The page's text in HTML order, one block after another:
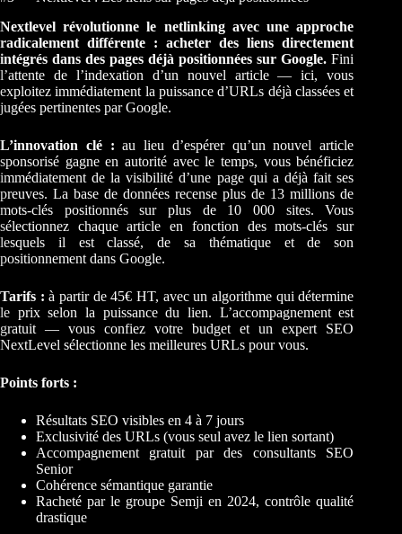
Nextlevel révolutionne le netlinking avec une approche
radicalement différente : acheter des liens directement
intégrés dans des pages déjà positionnées sur Google. Fini
l’attente de l’indexation d’un nouvel article — ici, vous
exploitez immédiatement la puissance d’URLs déjà classées et
jugées pertinentes par Google.
L’innovation clé : au lieu d’espérer qu’un nouvel article
sponsorisé gagne en autorité avec le temps, vous bénéficiez
immédiatement de la visibilité d’une page qui a déjà fait ses
preuves. La base de données recense plus de 13 millions de
mots-clés positionnés sur plus de 10 000 sites. Vous
sélectionnez chaque article en fonction des mots-clés sur
lesquels il est classé, de sa thématique et de son
positionnement dans Google.
Tarifs : à partir de 45€ HT, avec un algorithme qui détermine
le prix selon la puissance du lien. L’accompagnement est
gratuit — vous confiez votre budget et un expert SEO
NextLevel sélectionne les meilleures URLs pour vous.
Points forts :
Résultats SEO visibles en 4 à 7 jours
Exclusivité des URLs (vous seul avez le lien sortant)
Accompagnement gratuit par des consultants SEO
Senior
Cohérence sémantique garantie
Racheté par le groupe Semji en 2024, contrôle qualité
drastique